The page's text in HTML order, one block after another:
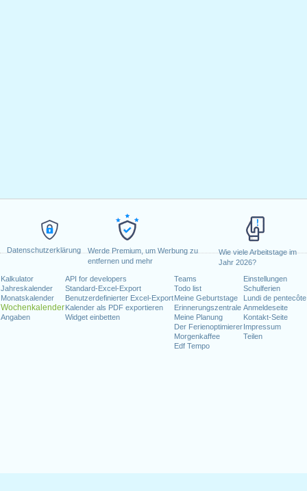
Datenschutzerklärung
Werde Premium, um Werbung zu
entfernen und mehr
Wie viele Arbeitstage im
Jahr 2026?
Kalkulator
Jahreskalender
Monatskalender
Wochenkalender
Angaben
API for developers
Standard-Excel-Export
Benutzerdefinierter Excel-Export
Kalender als PDF exportieren
Widget einbetten
Teams
Todo list
Meine Geburtstage
Erinnerungszentrale
Meine Planung
Der Ferienoptimierer
Morgenkaffee
Edf Tempo
Einstellungen
Schulferien
Lundi de pentecôte
Anmeldeseite
Kontakt-Seite
Impressum
Teilen